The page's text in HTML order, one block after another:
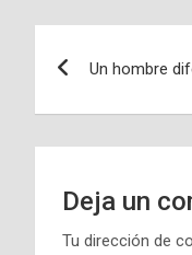
entradas
Un hombre
Deja un
Tu dirección de